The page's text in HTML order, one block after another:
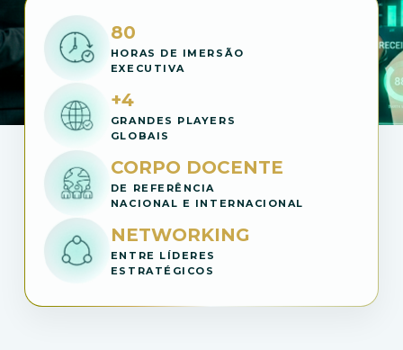
80
HORAS DE IMERSÃO
EXECUTIVA
+4
GRANDES PLAYERS
GLOBAIS
CORPO DOCENTE
DE REFERÊNCIA
NACIONAL E INTERNACIONAL
NETWORKING
ENTRE LÍDERES
ESTRATÉGICOS